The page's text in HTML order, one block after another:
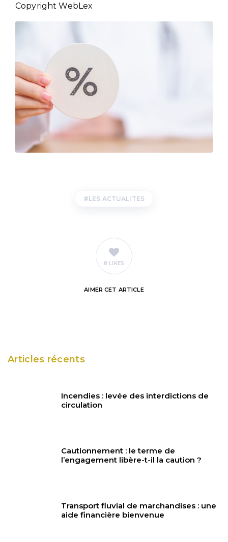
Copyright WebLex
LES ACTUALITES
8 LIKES
AIMER CET ARTICLE
Articles récents
Incendies : levée des interdictions de
circulation
Cautionnement : le terme de
l’engagement libère-t-il la caution ?
Transport fluvial de marchandises : une
aide financière bienvenue